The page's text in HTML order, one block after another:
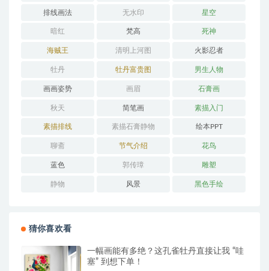
排线画法 无水印 星空
暗红 梵高 死神
海贼王 清明上河图 火影忍者
牡丹 牡丹富贵图 男生人物
画画姿势 画眉 石膏画
秋天 简笔画 素描入门
素描排线 素描石膏静物 绘本PPT
聊斋 节气介绍 花鸟
蓝色 郭传璋 雕塑
静物 风景 黑色手绘
猜你喜欢看
一幅画能有多绝？这孔雀牡丹直接让我 “哇
塞” 到想下单！